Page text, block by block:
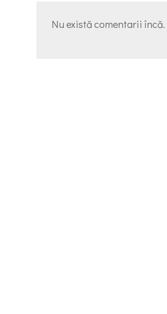
Nu există comentarii încă.